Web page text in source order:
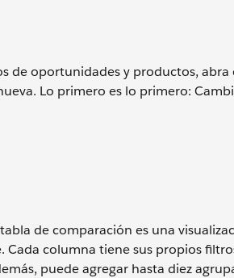
de oportunidades y productos,
Lo primero es lo primero:
de comparación es una
columna tiene sus propios
puede agregar hasta diez